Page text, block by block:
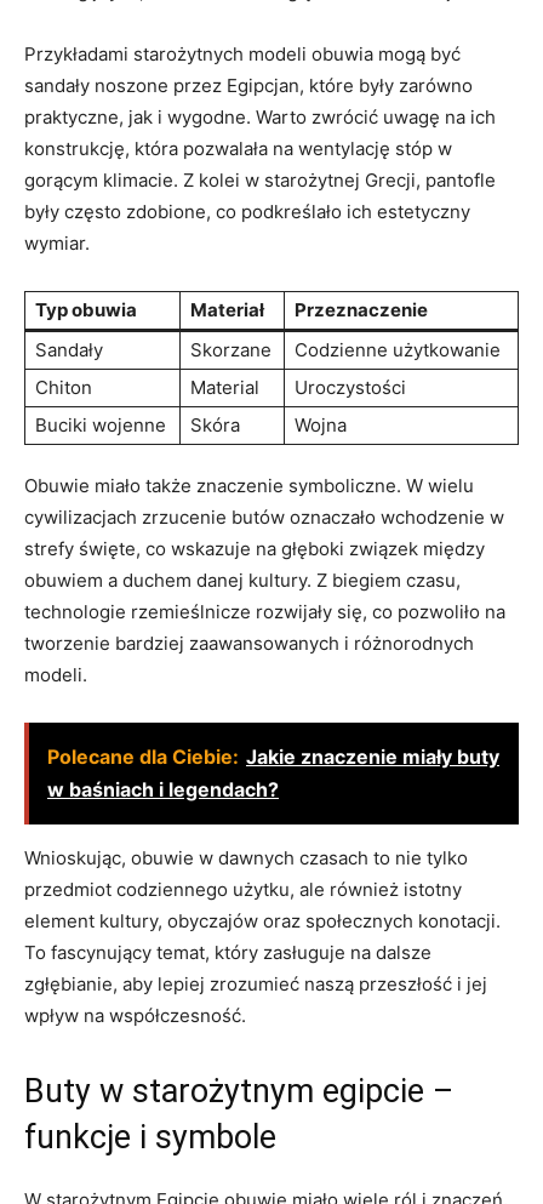
Przykładami starożytnych⁤ modeli obuwia mogą być
sandały​ noszone przez Egipcjan,‌ które były‌ zarówno
praktyczne, ⁣jak i wygodne. ⁢Warto zwrócić ‌uwagę na ich
konstrukcję, która pozwalała na‍ wentylację stóp w
gorącym klimacie. Z kolei w starożytnej Grecji,⁣ pantofle
były często zdobione, co ⁢podkreślało ich estetyczny
wymiar.
Typ obuwia Materiał
Przeznaczenie
Sandały
Skorzane
Codzienne‍ użytkowanie
Chiton
Material
Uroczystości
Buciki wojenne
Skóra Wojna
Obuwie miało także znaczenie symboliczne. W wielu
cywilizacjach zrzucenie butów oznaczało ‌wchodzenie w
strefy święte, co wskazuje ⁤na głęboki związek między
obuwiem a duchem danej kultury. Z biegiem czasu,
technologie rzemieślnicze⁢ rozwijały się, co pozwoliło na
tworzenie‍ bardziej zaawansowanych i różnorodnych
modeli.
Polecane dla Ciebie: Jakie znaczenie miały buty
w baśniach i legendach?
Wnioskując, obuwie w dawnych czasach⁢ to nie tylko
przedmiot codziennego użytku, ale również ⁣istotny​
element kultury, obyczajów oraz społecznych konotacji.
To ⁣fascynujący⁤ temat, który⁢ zasługuje na dalsze
zgłębianie, aby lepiej zrozumieć naszą ⁤przeszłość i jej
wpływ ​na współczesność.
Buty w​ starożytnym egipcie‍ –
funkcje ⁢i symbole